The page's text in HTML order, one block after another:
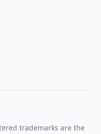
trademarks are the